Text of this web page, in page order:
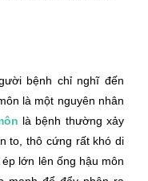
bệnh chỉ nghĩ đến
là một nguyên nhân
là bệnh thường xảy
to, thô cứng rất khó di
lớn lên ống hậu môn